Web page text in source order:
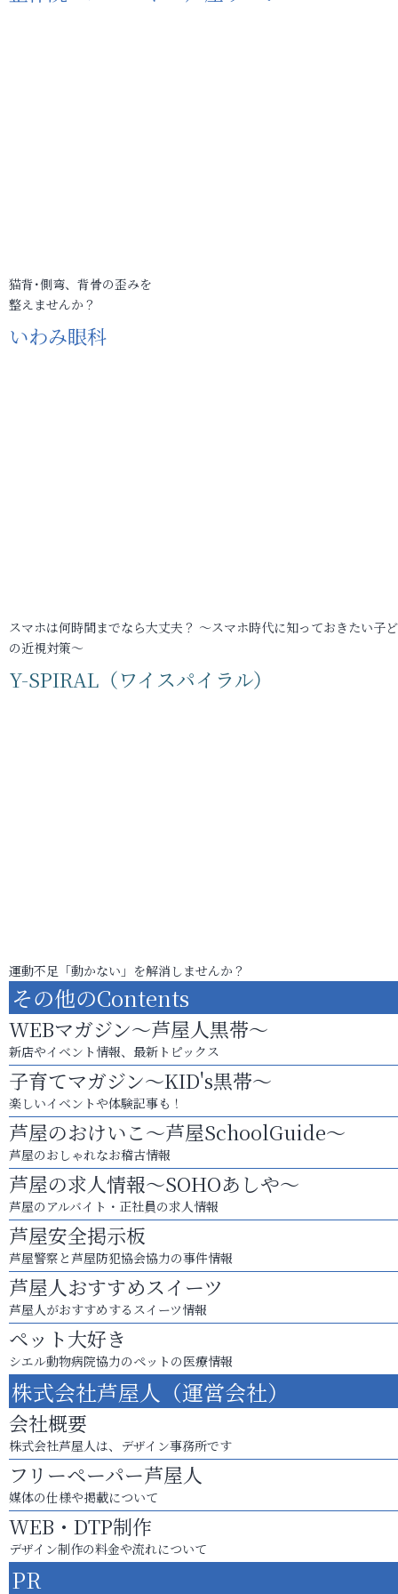
猫背･側弯、背骨の歪みを
整えませんか？
いわみ眼科
スマホは何時間までなら大丈夫？ ～スマホ時代に知っておきたい子
の近視対策～
Y-SPIRAL（ワイスパイラル）
運動不足「動かない」を解消しませんか？
その他のContents
WEBマガジン～芦屋人黒帯～
新店やイベント情報、最新トピックス
子育てマガジン～KID's黒帯～
楽しいイベントや体験記事も！
芦屋のおけいこ～芦屋SchoolGuide～
芦屋のおしゃれなお稽古情報
芦屋の求人情報～SOHOあしや～
芦屋のアルバイト・正社員の求人情報
芦屋安全掲示板
芦屋警察と芦屋防犯協会協力の事件情報
芦屋人おすすめスイーツ
芦屋人がおすすめするスイーツ情報
ペット大好き
シエル動物病院協力のペットの医療情報
株式会社芦屋人（運営会社）
会社概要
株式会社芦屋人は、デザイン事務所です
フリーペーパー芦屋人
媒体の仕様や掲載について
WEB・DTP制作
デザイン制作の料金や流れについて
PR